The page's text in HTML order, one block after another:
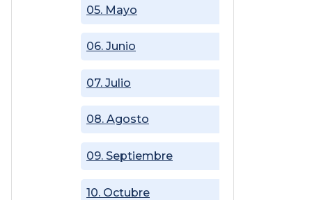
05. Mayo
06. Junio
07. Julio
08. Agosto
09. Septiembre
10. Octubre